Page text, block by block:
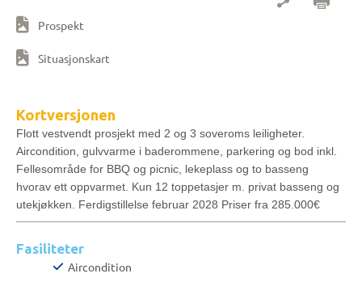
Prospekt
Situasjonskart
Kortversjonen
Flott vestvendt prosjekt med 2 og 3 soveroms leiligheter.
Aircondition, gulvvarme i baderommene, parkering og bod inkl.
Fellesområde for BBQ og picnic, lekeplass og to basseng
hvorav ett oppvarmet. Kun 12 toppetasjer m. privat basseng og
utekjøkken. Ferdigstillelse februar 2028 Priser fra 285.000€
Fasiliteter
Aircondition